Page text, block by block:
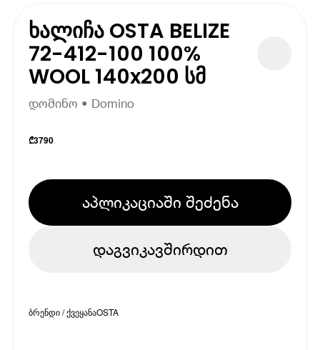
ხალიჩა OSTA BELIZE
72-412-100 100%
WOOL 140x200 სმ
დომინო • Domino
₾3790
აპლიკაციაში შეძენა
დაგვიკავშირდით
ბრენდი / ქვეყანაOSTA